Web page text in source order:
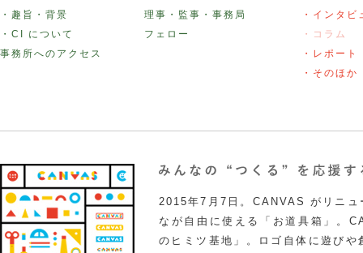
・趣旨・背景
・CI について
事務所へのアクセス
理事・監事・事務局
フェロー
・インタビ
・コラム
・レポート
・そのほか
2015年7月7日。CANVAS がリニュ
なが自由に使える「お道具箱」。
のヒミツ基地」。ロゴ自体に遊び